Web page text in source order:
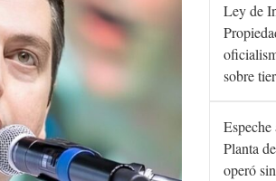
Ley de
sobre
Planta
operó